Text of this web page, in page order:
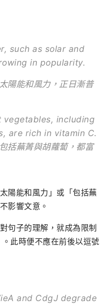
such as solar and
in popularity.
陽能和風力，正日漸普
including
are rich in vitamin C.
括蕪菁與胡蘿蔔，都富
陽能和風力」或「包括蕪
影響文意。
句子的理解，就成為限制
此時便不應在前後以逗號
and CdgJ degrade